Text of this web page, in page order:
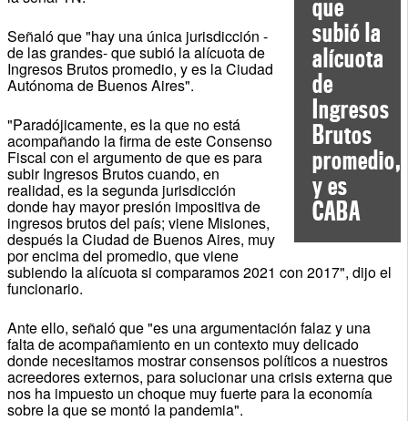
que
subió la
alícuota
de
Ingresos
Brutos
promedio,
y es
CABA
Señaló que "hay una única jurisdicción -
de las grandes- que subió la alícuota de
Ingresos Brutos promedio, y es la Ciudad
Autónoma de Buenos Aires".
"Paradójicamente, es la que no está
acompañando la firma de este Consenso
Fiscal con el argumento de que es para
subir Ingresos Brutos cuando, en
realidad, es la segunda jurisdicción
donde hay mayor presión impositiva de
ingresos brutos del país; viene Misiones,
después la Ciudad de Buenos Aires, muy
por encima del promedio, que viene
subiendo la alícuota si comparamos 2021 con 2017", dijo el
funcionario.
Ante ello, señaló que "es una argumentación falaz y una
falta de acompañamiento en un contexto muy delicado
donde necesitamos mostrar consensos políticos a nuestros
acreedores externos, para solucionar una crisis externa que
nos ha impuesto un choque muy fuerte para la economía
sobre la que se montó la pandemia".